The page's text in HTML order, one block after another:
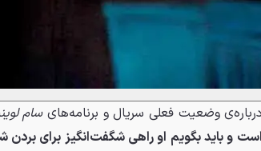
درباره‌ی وضعیت فعلی سریال و برنامه‌هایسام
و باید بگویم او راهی شگفت‌انگیز برای